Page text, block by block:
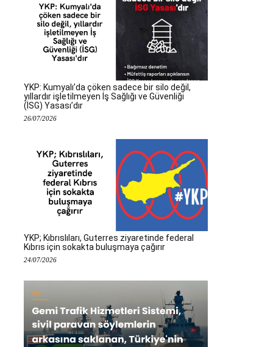
YKP: Kumyalı’da çöken sadece bir silo değil,
yıllardır işletilmeyen İş Sağlığı ve Güvenliği
(İSG) Yasası’dır
26/07/2026
YKP; Kıbrıslıları, Guterres ziyaretinde federal
Kıbrıs için sokakta buluşmaya çağırır
24/07/2026